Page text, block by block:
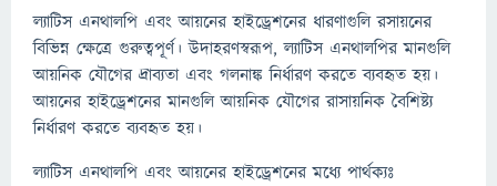
ল্যাটিস এনথালপি এবং আয়নের হাইড্রেশনের ধারণাগুলি রসায়নের
বিভিন্ন ক্ষেত্রে গুরুত্বপূর্ণ। উদাহরণস্বরূপ, ল্যাটিস এনথালপির মানগুলি
আয়নিক যৌগের দ্রাব্যতা এবং গলনাঙ্ক নির্ধারণ করতে ব্যবহৃত হয়।
আয়নের হাইড্রেশনের মানগুলি আয়নিক যৌগের রাসায়নিক বৈশিষ্ট্য
নির্ধারণ করতে ব্যবহৃত হয়।
ল্যাটিস এনথালপি এবং আয়নের হাইড্রেশনের মধ্যে পার্থক্যঃ